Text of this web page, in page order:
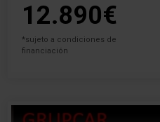
12.890€
*sujeto a condiciones de
financiación